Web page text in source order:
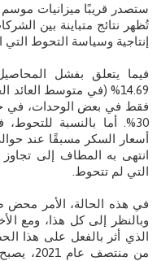
تُظهر نتائج متباينة بين
إنتاجية وسياسة التحوط التي
فيما يتعلق بفشل
فقط في بعض الوحدات، في
30%. أما بالنسبة
التي لم تتحوط.
في هذه الحالة، الأمر محض
وبالنظر إلى كل هذا، ومع
الذي أثر بالفعل على هذا
من